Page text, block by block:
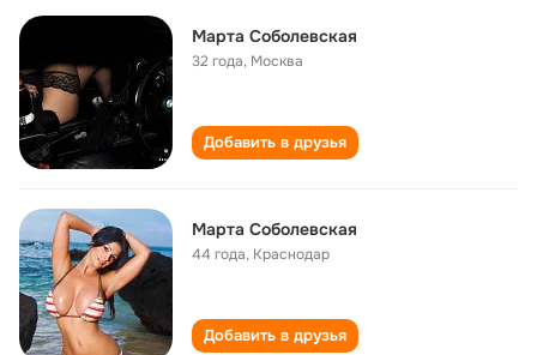
Марта Соболевская
32 года, Москва
Добавить в друзья
Марта Соболевская
44 года, Краснодар
Добавить в друзья